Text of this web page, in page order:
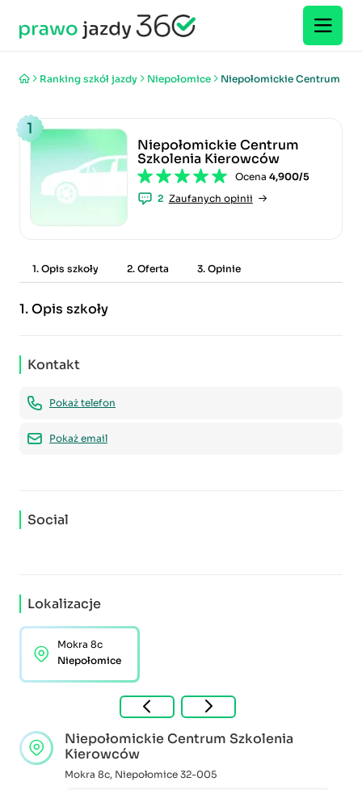
Ranking szkół jazdy Niepołomice Niepołomickie Centrum
1
Niepołomickie Centrum
Szkolenia Kierowców
Ocena 4,900/5
2 Zaufanych opinii
1. Opis szkoły 2. Oferta 3. Opinie
1.Opis szkoły
Kontakt
Pokaż telefon
Pokaż email
Social
Lokalizacje
Mokra 8c
Niepołomice
Niepołomickie Centrum Szkolenia
Kierowców
Mokra 8c, Niepołomice 32-005